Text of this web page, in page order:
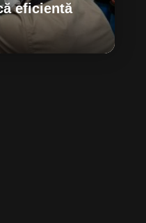
eficientă